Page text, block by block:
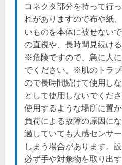
コネクタ部分を持って行
れがありますので布や紙
いものを本体に被せない
の直視や、長時間見続け
※危険ですので、急に人
でください。※肌のトラ
ので長時間続けて使用し
として使用しないでくだ
使用するような場所に置
負荷による故障の原因に
過していても人感センサ
しまう場合があります。
必ず手や対象物を取り出